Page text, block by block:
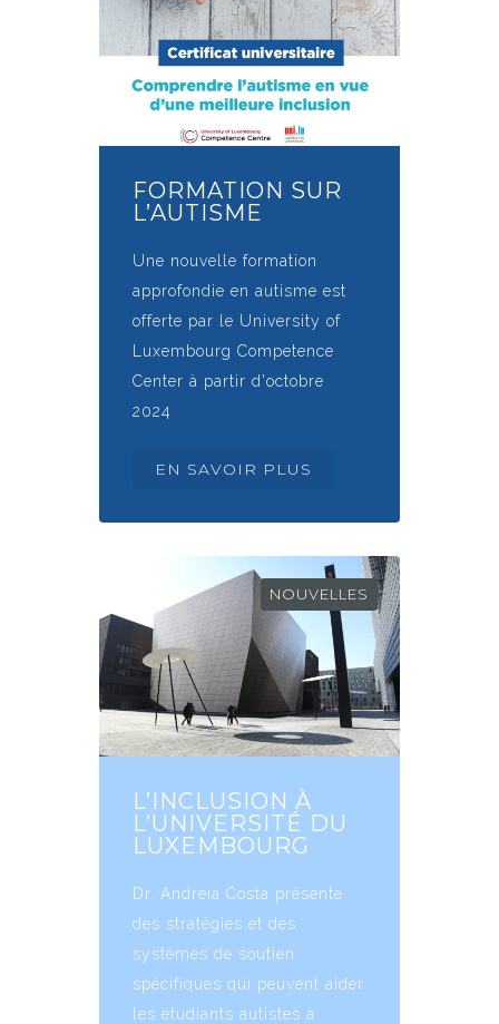
FORMATION SUR
L’AUTISME
Une nouvelle formation
approfondie en autisme est
offerte par le University of
Luxembourg Competence
Center à partir d'octobre
2024
EN SAVOIR PLUS
NOUVELLES
L’INCLUSION À
L’UNIVERSITÉ DU
LUXEMBOURG
Dr. Andreia Costa présente
des stratégies et des
systèmes de soutien
spécifiques qui peuvent aider
les étudiants autistes à